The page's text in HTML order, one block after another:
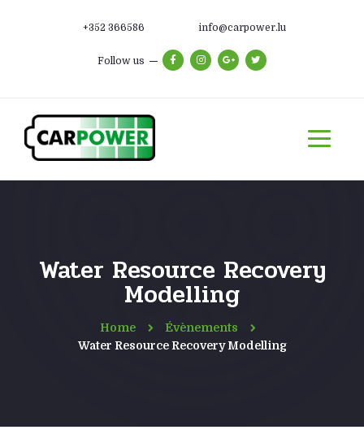
+352 366586 info@carpower.lu
Follow us
Water Resource Recovery
Modelling
Home
Évènements
Water Resource Recovery Modelling